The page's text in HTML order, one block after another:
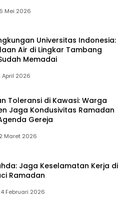
Mei 2026
Universitas Indonesia:
Air di Lingkar Tambang
Memadai
April 2026
Toleransi di Kawasi: Warga
Jaga Kondusivitas Ramadan
Gereja
Maret 2026
Jaga Keselamatan Kerja di
Ramadan
Februari 2026